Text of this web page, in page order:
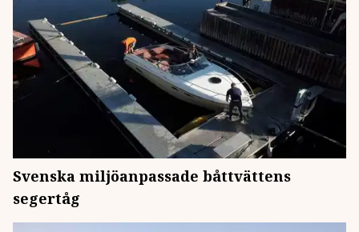
Svenska miljöanpassade båttvättens
segertåg